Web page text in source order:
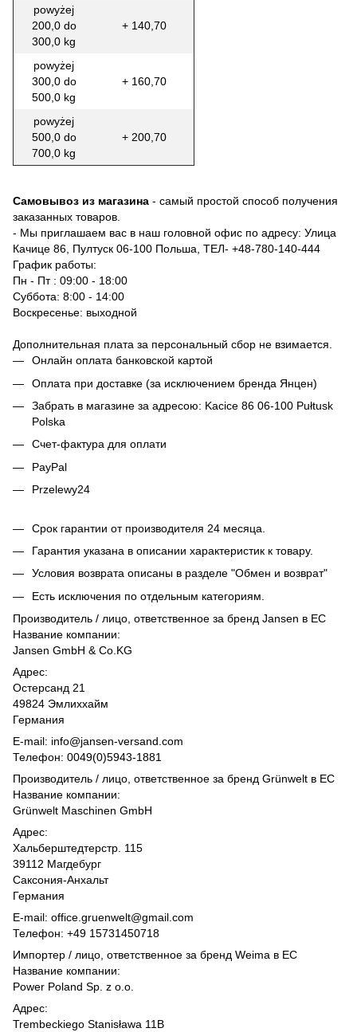
powyżej
200,0 do
300,0 kg
+ 140,70
powyżej
300,0 do
500,0 kg
+ 160,70
powyżej
500,0 do
700,0 kg
+ 200,70
Самовывоз из магазина - самый простой способ получения
заказанных товаров.
- Мы приглашаем вас в наш головной офис по адресу: Улица
Качице 86, Пултуск 06-100 Польша, ТЕЛ- +48-780-140-444
График работы:
Пн - Пт : 09:00 - 18:00
Суббота: 8:00 - 14:00
Воскресенье: выходной
Дополнительная плата за персональный сбор не взимается.
Онлайн оплата банковской картой
Оплата при доставке (за исключением бренда Янцен)
Забрать в магазине за адресою: Kacice 86 06-100 Pułtusk
Polska
Счет-фактура для оплати
PayPal
Przelewy24
Срок гарантии от производителя 24 месяца.
Гарантия указана в описании характеристик к товару.
Условия возврата описаны в разделе "Обмен и возврат"
Есть исключения по отдельным категориям.
Производитель / лицо, ответственное за бренд Jansen в ЕС
Название компании:
Jansen GmbH & Co.KG
Адрес:
Остерсанд 21
49824 Эмлиххайм
Германия
E-mail: info@jansen-versand.com
Телефон: 0049(0)5943-1881
Производитель / лицо, ответственное за бренд Grünwelt в ЕС
Название компании:
Grünwelt Maschinen GmbH
Адрес:
Хальберштедтерстр. 115
39112 Магдебург
Саксония-Анхальт
Германия
E-mail: office.gruenwelt@gmail.com
Телефон: +49 15731450718
Импортер / лицо, ответственное за бренд Weima в ЕС
Название компании:
Power Poland Sp. z o.o.
Адрес:
Trembeckiego Stanisława 11B